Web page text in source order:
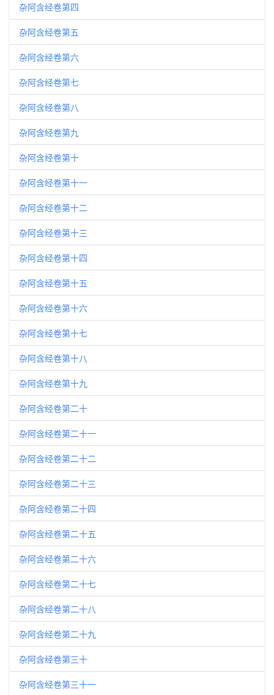
杂阿含经卷第四
杂阿含经卷第五
杂阿含经卷第六
杂阿含经卷第七
杂阿含经卷第八
杂阿含经卷第九
杂阿含经卷第十
杂阿含经卷第十一
杂阿含经卷第十二
杂阿含经卷第十三
杂阿含经卷第十四
杂阿含经卷第十五
杂阿含经卷第十六
杂阿含经卷第十七
杂阿含经卷第十八
杂阿含经卷第十九
杂阿含经卷第二十
杂阿含经卷第二十一
杂阿含经卷第二十二
杂阿含经卷第二十三
杂阿含经卷第二十四
杂阿含经卷第二十五
杂阿含经卷第二十六
杂阿含经卷第二十七
杂阿含经卷第二十八
杂阿含经卷第二十九
杂阿含经卷第三十
杂阿含经卷第三十一